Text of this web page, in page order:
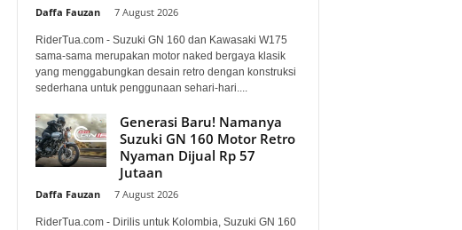
Daffa Fauzan 7 August 2026
RiderTua.com - Suzuki GN 160 dan Kawasaki W175
sama-sama merupakan motor naked bergaya klasik
yang menggabungkan desain retro dengan konstruksi
sederhana untuk penggunaan sehari-hari....
Generasi Baru! Namanya
Suzuki GN 160 Motor Retro
Nyaman Dijual Rp 57
Jutaan
Daffa Fauzan 7 August 2026
RiderTua.com - Dirilis untuk Kolombia, Suzuki GN 160